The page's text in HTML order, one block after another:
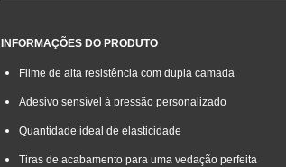
INFORMAÇÕES DO PRODUTO
Filme de alta resistência com dupla camada
Adesivo sensível à pressão personalizado
Quantidade ideal de elasticidade
Tiras de acabamento para uma vedação perfeita